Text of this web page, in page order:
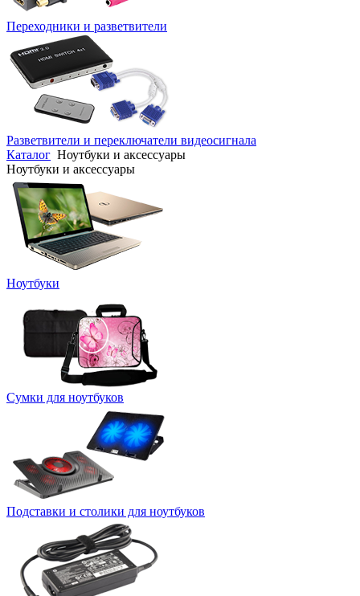
Переходники и разветвители
Разветвители и переключатели видеосигнала
Каталог Ноутбуки и аксессуары
Ноутбуки и аксессуары
Ноутбуки
Сумки для ноутбуков
Подставки и столики для ноутбуков